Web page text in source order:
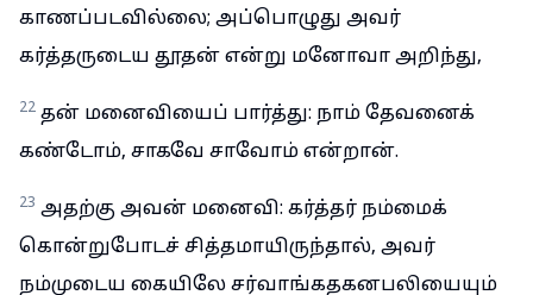
காணப்படவில்லை; அப்பொழுது அவர்
கர்த்தருடைய தூதன் என்று மனோவா அறிந்து,
22 தன் மனைவியைப் பார்த்து: நாம் தேவனைக்
கண்டோம், சாகவே சாவோம் என்றான்.
23 அதற்கு அவன் மனைவி: கர்த்தர் நம்மைக்
கொன்றுபோடச் சித்தமாயிருந்தால், அவர்
நம்முடைய கையிலே சர்வாங்கதகனபலியையும்